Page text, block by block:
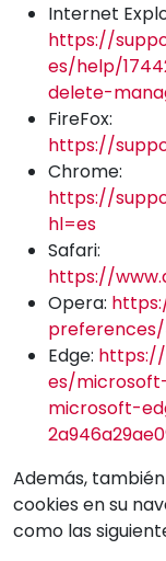
Internet
https://
es/help/
delete-
FireFox:
https://
Chrome:
https://
hl=es
Safari:
https://
Opera:
Edge:
es/
microsoft-
Además,
cookies en su
como las